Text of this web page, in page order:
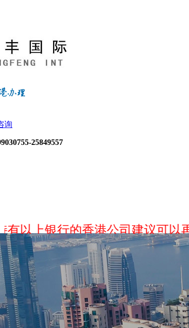
询
0755-25849557
行的香港公司建议可以再开